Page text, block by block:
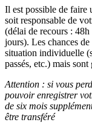
Il est possible de faire
soit responsable de
(délai de recours : 48h
jours). Les chances
situation individuelle
passés, etc.) mais
Attention : si vous
pouvoir enregistrer
de six mois
être transféré